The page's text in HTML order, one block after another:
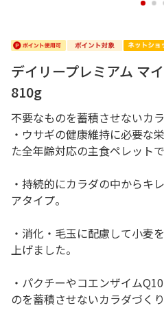
1 2
デイリープレミアム マ
810g
不要なものを蓄積させないカ
・ウサギの健康維持に必要な
た全年齢対応の主食ペレットで
・持続的にカラダの中からキ
アタイプ。
・消化・毛玉に配慮して小麦
上げました。
・パクチーやコエンザイム
のを蓄積させないカラダづく